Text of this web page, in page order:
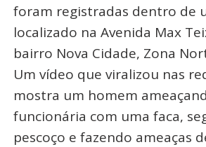
foram registradas dentro de
localizado na Avenida Max
bairro Nova Cidade, Zona
Um vídeo que viralizou nas
mostra um homem
funcionária com uma faca,
pescoço e fazendo ameaças